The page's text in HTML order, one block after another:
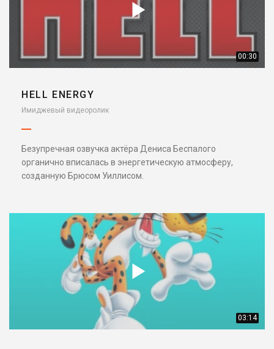
00:30
HELL ENERGY
Имиджевый видеоролик
Безупречная озвучка актёра Дениса Беспалого
органично вписалась в энергетическую атмосферу,
созданную Брюсом Уиллисом.
03:14